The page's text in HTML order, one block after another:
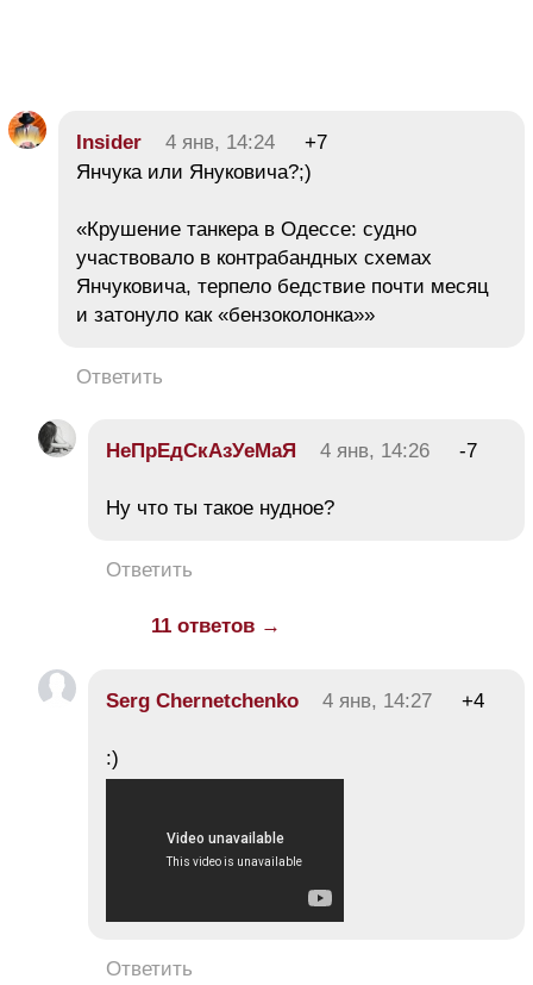
Insider 4 янв, 14:24
+7
Янчука или Януковича?;)
«Крушение танкера в Одессе: судно
участвовало в контрабандных схемах
Янчуковича, терпело бедствие почти месяц
и затонуло как «бензоколонка»»
Ответить
НеПрЕдСкАзУеМаЯ 4 янв, 14:26 -7
Ну что ты такое нудное?
Ответить
11 ответов →
Serg Chernetchenko 4 янв, 14:27 +4
:)
Ответить